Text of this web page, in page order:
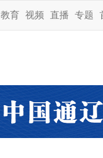
教育 视频 直播 专题